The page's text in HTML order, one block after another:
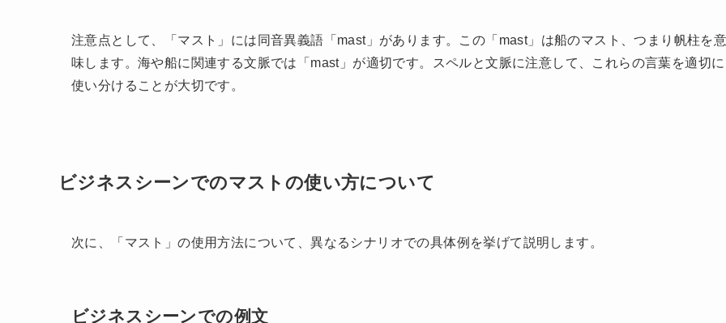
注意点として、「マスト」には同音異義語「mast」があります。この「mast」は船のマスト、つまり帆柱を
味します。海や船に関連する文脈では「mast」が適切です。スペルと文脈に注意して、これらの言葉を適切に
使い分けることが大切です。
ビジネスシーンでのマストの使い方について
次に、「マスト」の使用方法について、異なるシナリオでの具体例を挙げて説明します。
ビジネスシーンでの例文